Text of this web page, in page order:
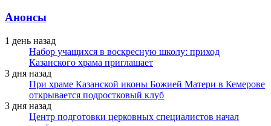
Анонсы
1 день назад
Набор учащихся в воскресную школу: приход
Казанского храма приглашает
3 дня назад
При храме Казанской иконы Божией Матери в Кемерове
открывается подростковый клуб
3 дня назад
Центр подготовки церковных специалистов начал